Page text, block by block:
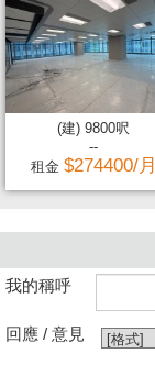
(建) 9800呎
--
租金 $274400/月
我的稱呼
回應 / 意見